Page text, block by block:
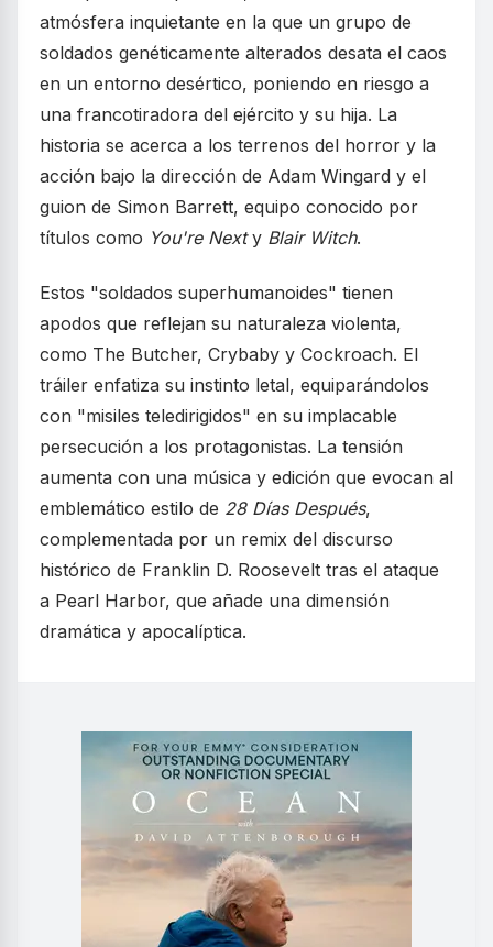
atmósfera inquietante en la que un grupo de
soldados genéticamente alterados desata el caos
en un entorno desértico, poniendo en riesgo a
una francotiradora del ejército y su hija. La
historia se acerca a los terrenos del horror y la
acción bajo la dirección de Adam Wingard y el
guion de Simon Barrett, equipo conocido por
títulos como You're Nexty Blair Witch.
Estos "soldados superhumanoides" tienen
apodos que reflejan su naturaleza violenta,
como The Butcher, Crybaby y Cockroach. El
tráiler enfatiza su instinto letal, equiparándolos
con "misiles teledirigidos" en su implacable
persecución a los protagonistas. La tensión
aumenta con una música y edición que evocan al
emblemático estilo de 28 Días Después,
complementada por un remix del discurso
histórico de Franklin D. Roosevelt tras el ataque
a Pearl Harbor, que añade una dimensión
dramática y apocalíptica.